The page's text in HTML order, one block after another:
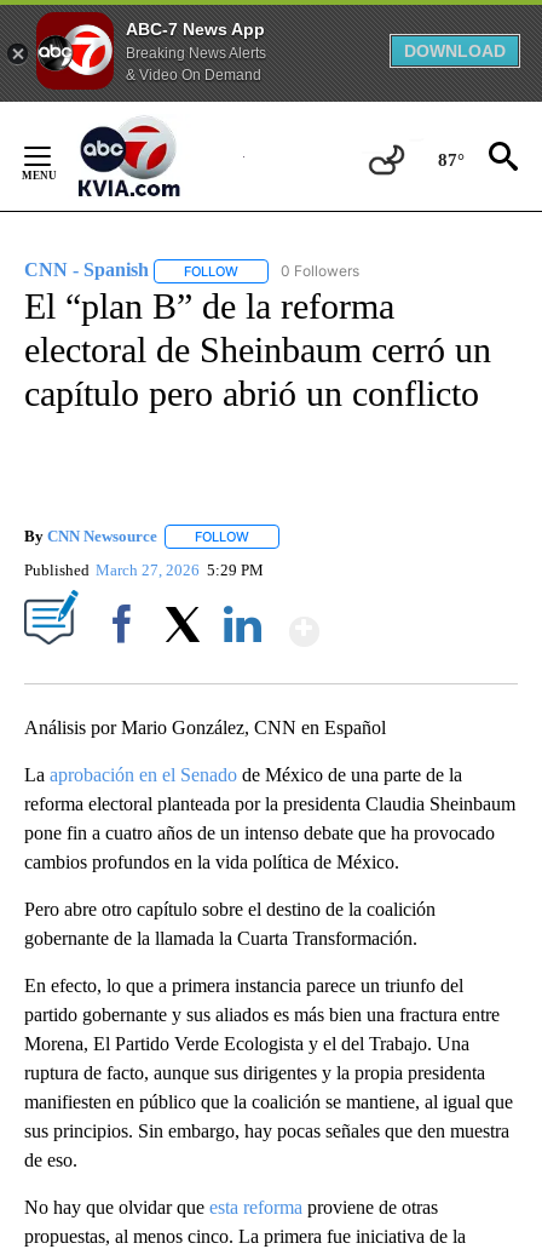
ABC-7 News App
Breaking News Alerts
& Video On Demand
DOWNLOAD
Content
87°
CNN - Spanish FOLLOW FOLLOW "CNN - SPANISH" TO RECEIVE
0 Followers
El “plan B” de la reforma
electoral de Sheinbaum cerró un
capítulo pero abrió un conflicto
By CNN Newsource FOLLOW
Published March 27, 2026 5:29 PM
Análisis por Mario González, CNN en Español
La aprobación en el Senado de México de una parte de la
reforma electoral planteada por la presidenta Claudia Sheinbaum
pone fin a cuatro años de un intenso debate que ha provocado
cambios profundos en la vida política de México.
Pero abre otro capítulo sobre el destino de la coalición
gobernante de la llamada la Cuarta Transformación.
En efecto, lo que a primera instancia parece un triunfo del
partido gobernante y sus aliados es más bien una fractura entre
Morena, El Partido Verde Ecologista y el del Trabajo. Una
ruptura de facto, aunque sus dirigentes y la propia presidenta
manifiesten en público que la coalición se mantiene, al igual que
sus principios. Sin embargo, hay pocas señales que den muestra
de eso.
No hay que olvidar que esta reforma proviene de otras
propuestas, al menos cinco. La primera fue iniciativa de la